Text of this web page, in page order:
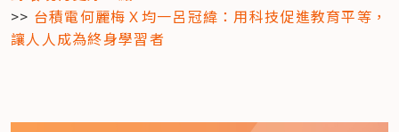
>> 台積電何麗梅Ｘ均一呂冠緯：用科技促進教育平等，
讓人人成為終身學習者